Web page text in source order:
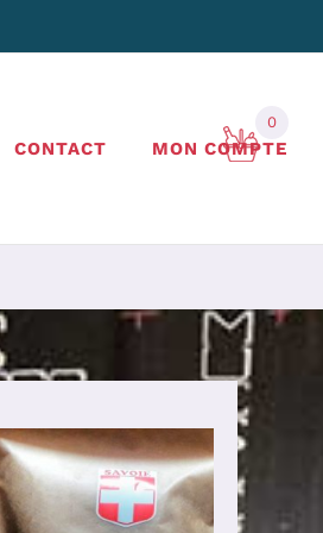
CONTACT MON COMPTE
0